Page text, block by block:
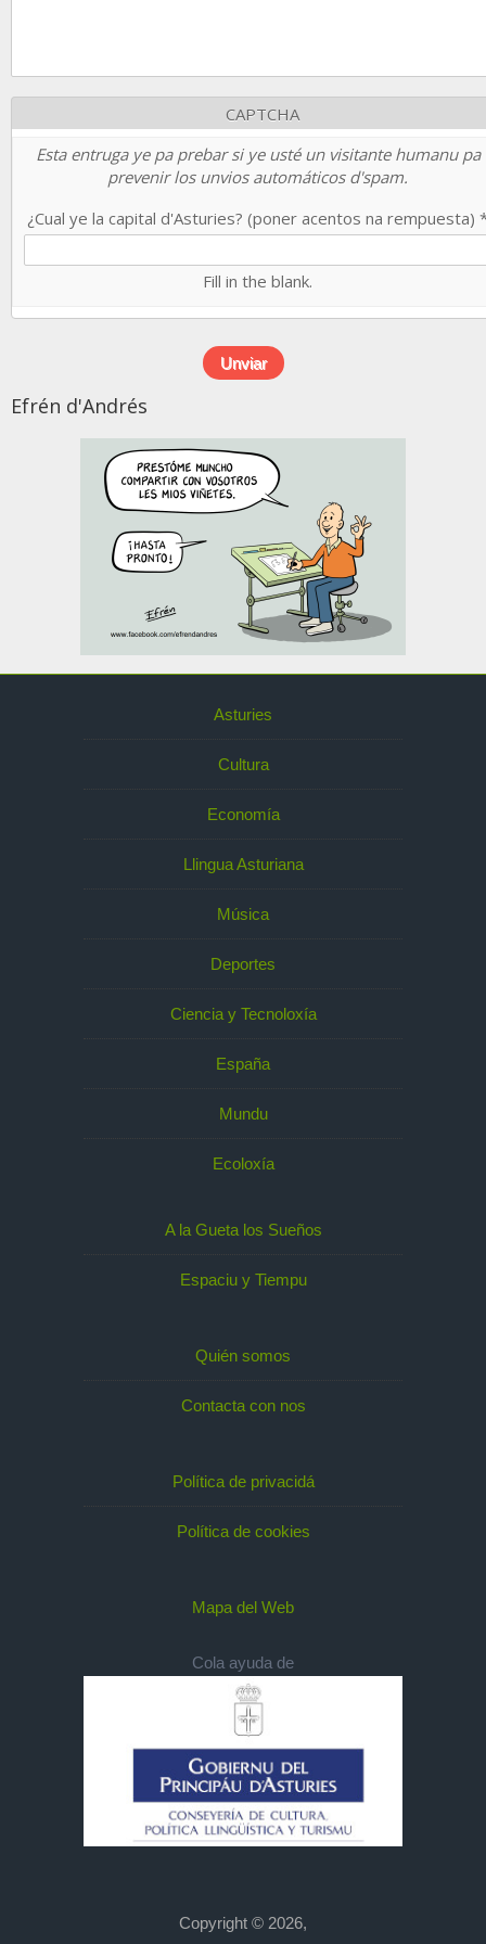
CAPTCHA
Esta entruga ye pa prebar si ye usté un visitante humanu pa
prevenir los unvios automáticos d'spam.
¿Cual ye la capital d'Asturies? (poner acentos na rempuesta)
Fill in the blank.
Efrén d'Andrés
Asturies
Cultura
Economía
Llingua Asturiana
Música
Deportes
Ciencia y Tecnoloxía
España
Mundu
Ecoloxía
A la Gueta los Sueños
Espaciu y Tiempu
Quién somos
Contacta con nos
Política de privacidá
Política de cookies
Mapa del Web
Cola ayuda de
Copyright © 2026,